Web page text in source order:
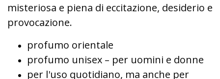
misteriosa e piena di eccitazione, desiderio e
provocazione.
profumo orientale
profumo unisex – per uomini e donne
per l'uso quotidiano, ma anche per